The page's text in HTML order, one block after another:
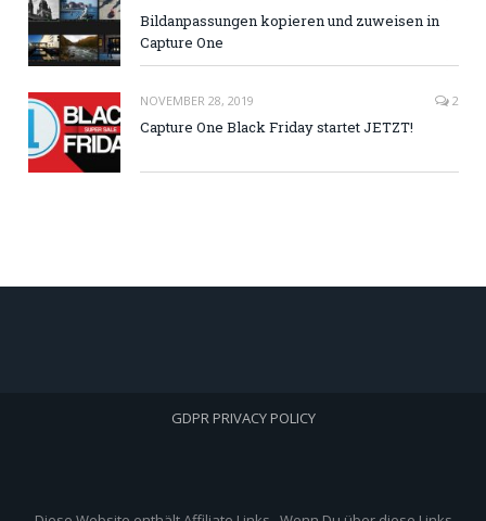
Bildanpassungen kopieren und zuweisen in
Capture One
NOVEMBER 28, 2019 2
Capture One Black Friday startet JETZT!
GDPR PRIVACY POLICY